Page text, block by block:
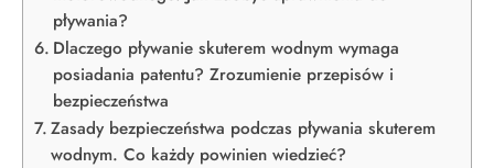
pływania?
Dlaczego pływanie skuterem wodnym wymaga
posiadania patentu? Zrozumienie przepisów i
bezpieczeństwa
Zasady bezpieczeństwa podczas pływania skuterem
wodnym. Co każdy powinien wiedzieć?